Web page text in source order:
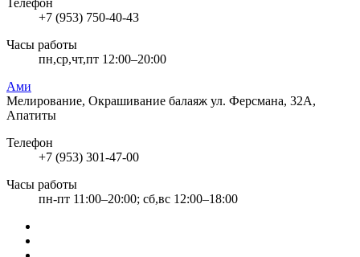
+7 (953) 750-40-43
Часы работы
пн,ср,чт,пт 12:00–20:00
Ами
Мелирование, Окрашивание балаяж ул. Ферсмана, 32А,
Апатиты
Телефон
+7 (953) 301-47-00
Часы работы
пн-пт 11:00–20:00; сб,вс 12:00–18:00